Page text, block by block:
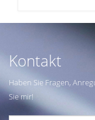
Kontakt
Haben Sie Fragen,
Sie mir!